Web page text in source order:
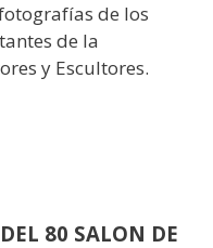
de los
de la
y Escultores.
80 SALON DE